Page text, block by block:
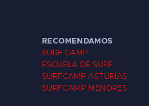
RECOMENDAMOS
SURF CAMP
ESCUELA DE SURF
SURFCAMP ASTURIAS
SURFCAMP MENORES